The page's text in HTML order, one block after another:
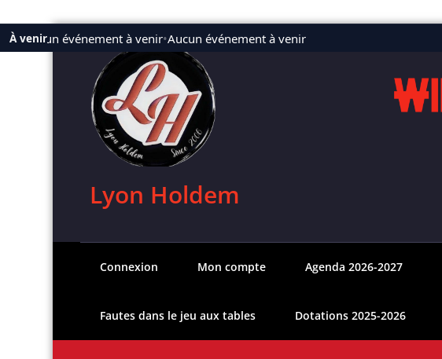
À venir
Aucun événement à venir•Aucun événement à venir
Aller
Lyon Holdem
Connexion Mon compte Agenda 2026-2027
Fautes dans le jeu aux tables Dotations 2025-2026